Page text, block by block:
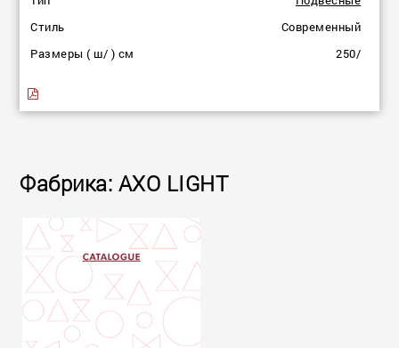
Стиль
Современный
Размеры ( ш/ ) см
250/
Фабрика: AXO LIGHT